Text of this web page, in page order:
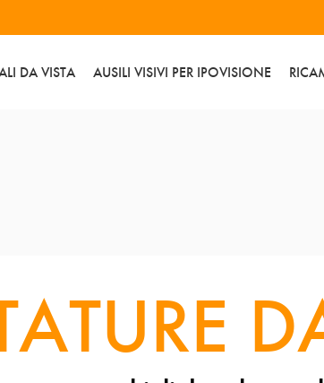
DA VISTA AUSILI VISIVI PER IPOVISIONE